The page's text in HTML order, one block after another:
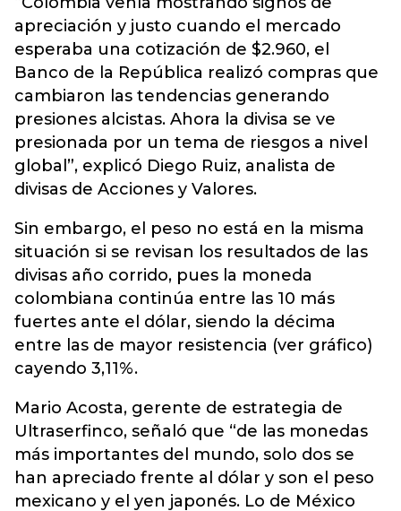
apreciación y justo cuando el mercado
esperaba una cotización de $2.960, el
Banco de la República realizó compras que
cambiaron las tendencias generando
presiones alcistas. Ahora la divisa se ve
presionada por un tema de riesgos a nivel
global”, explicó Diego Ruiz, analista de
divisas de Acciones y Valores.
Sin embargo, el peso no está en la misma
situación si se revisan los resultados de las
divisas año corrido, pues la moneda
colombiana continúa entre las 10 más
fuertes ante el dólar, siendo la décima
entre las de mayor resistencia (ver gráfico)
cayendo 3,11%.
Mario Acosta, gerente de estrategia de
Ultraserfinco, señaló que “de las monedas
más importantes del mundo, solo dos se
han apreciado frente al dólar y son el peso
mexicano y el yen japonés. Lo de México